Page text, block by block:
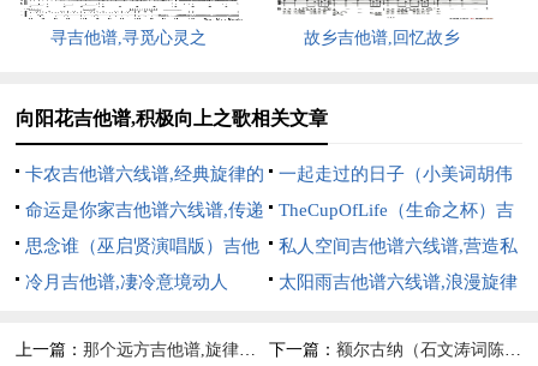
寻吉他谱,寻觅心灵之 故乡吉他谱,回忆故乡
向阳花吉他谱,积极向上之歌相关文章
卡农吉他谱六线谱,经典旋律的
呈现
一起走过的日子（小美词胡伟
立曲）吉他谱六线谱,怀念旧日
情谊
命运是你家吉他谱六线谱,传递
坚韧力量
TheCupOfLife（生命之杯）吉
他谱六线谱,激情动感世界杯曲
思念谁（巫启贤演唱版）吉他
谱六线谱,深情演绎寄思念
私人空间吉他谱六线谱,营造私
密小世界
冷月吉他谱,凄冷意境动人
太阳雨吉他谱六线谱,浪漫旋律
上一篇：那个远方吉他谱,旋律悠扬寄情 下一篇： 额尔古纳（石文涛词陈鸿宇曲）吉他谱六线谱,草原风情之佳作